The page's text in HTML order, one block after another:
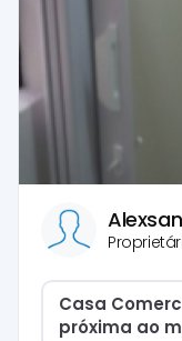
Casa
próxima ao